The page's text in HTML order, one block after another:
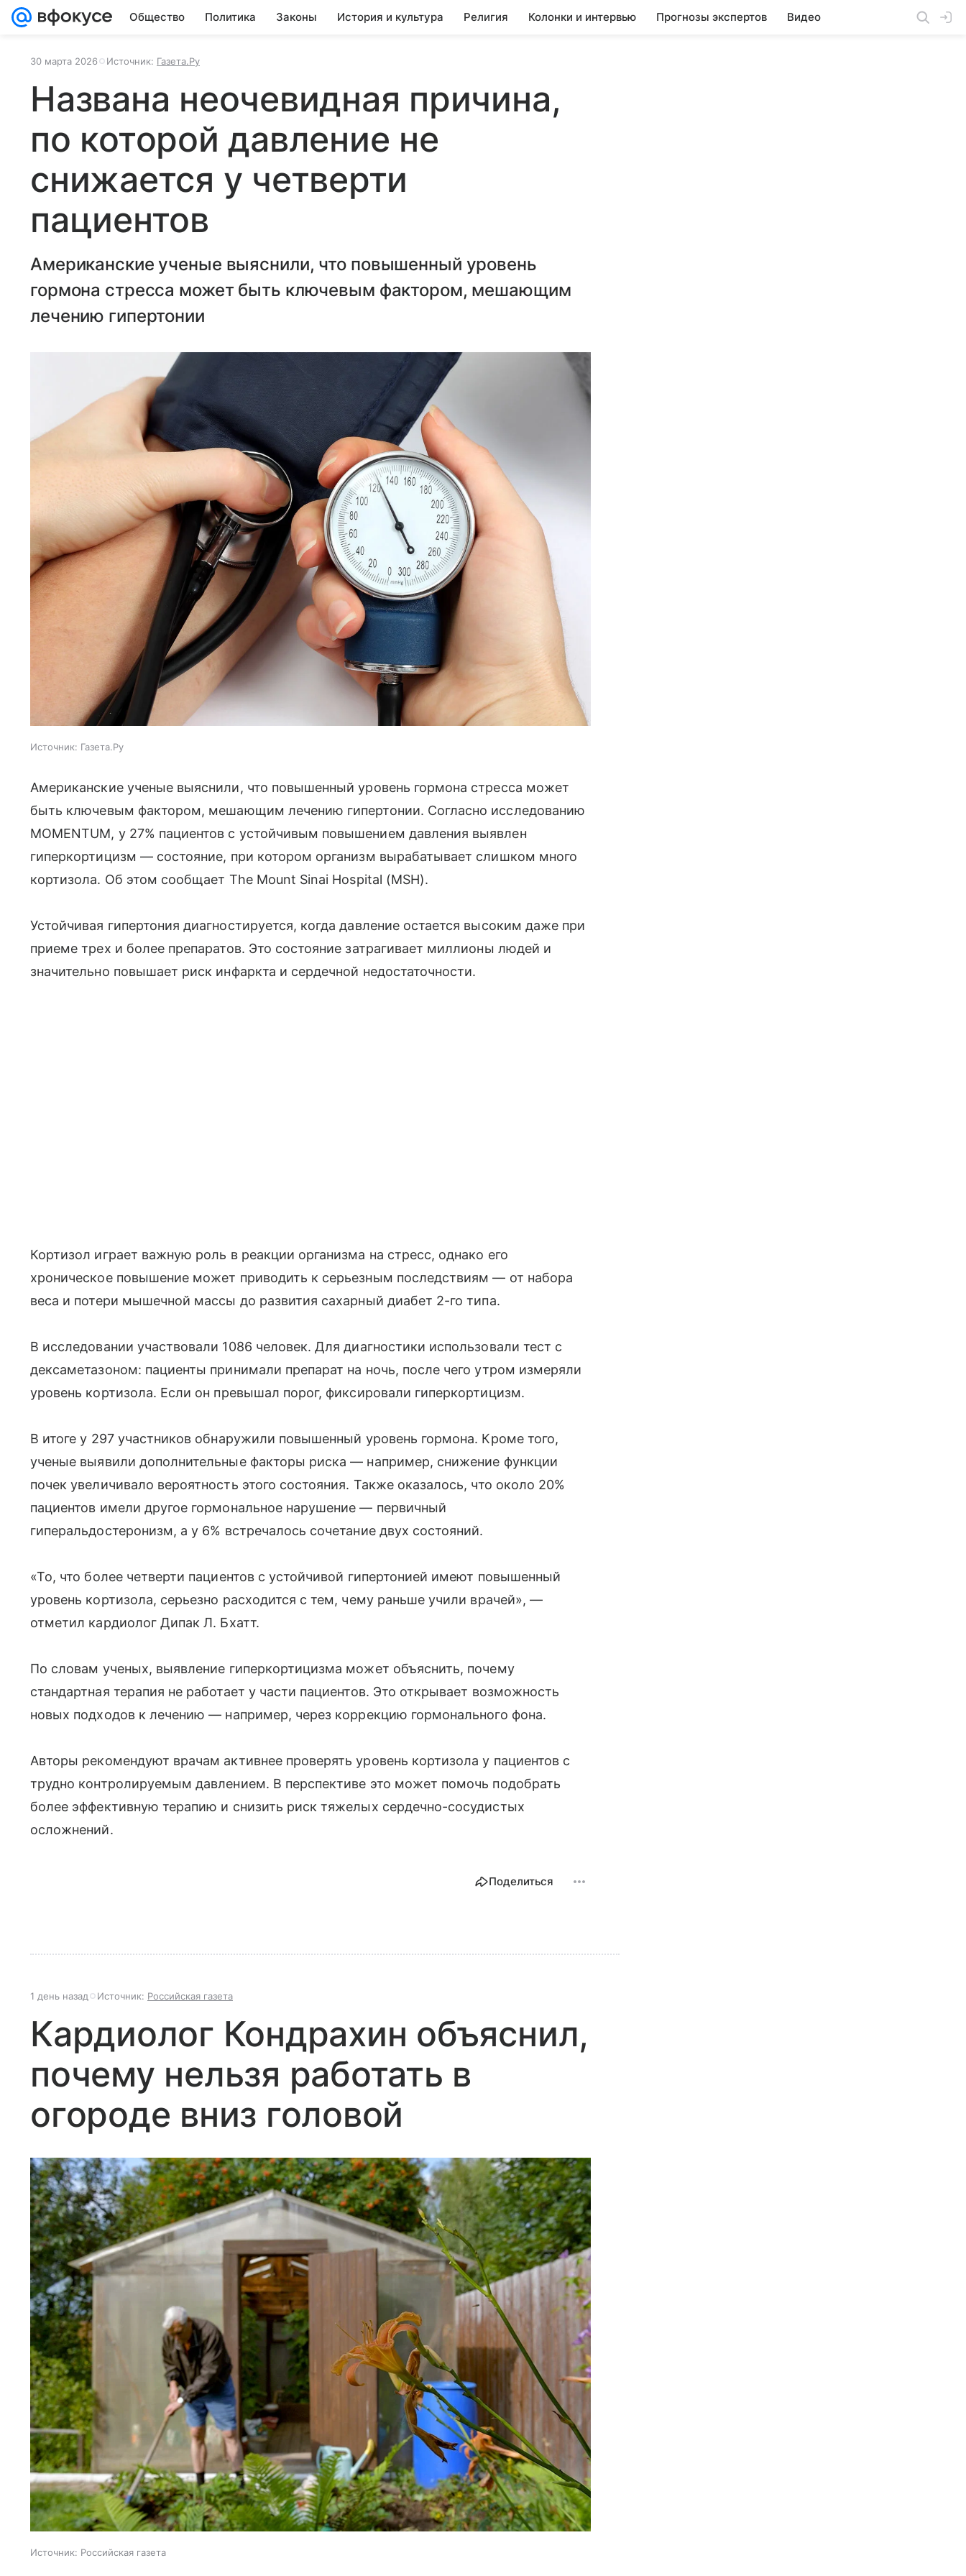
Общество Политика Законы История и культура Религия Колонки и интервью Прогнозы экспертов Видео
30 марта 2026 Источник: Газета.Ру
Названа неочевидная причина,
по которой давление не
снижается у четверти
пациентов
Американские ученые выяснили, что повышенный уровень
гормона стресса может быть ключевым фактором, мешающим
лечению гипертонии
Источник: Газета.Ру
Американские ученые выяснили, что повышенный уровень гормона стресса может
быть ключевым фактором, мешающим лечению гипертонии. Согласно исследованию
MOMENTUM, у 27% пациентов с устойчивым повышением давления выявлен
гиперкортицизм — состояние, при котором организм вырабатывает слишком много
кортизола. Об этом сообщает The Mount Sinai Hospital (MSH).
Устойчивая гипертония диагностируется, когда давление остается высоким даже при
приеме трех и более препаратов. Это состояние затрагивает миллионы людей и
значительно повышает риск инфаркта и сердечной недостаточности.
Кортизол играет важную роль в реакции организма на стресс, однако его
хроническое повышение может приводить к серьезным последствиям — от набора
веса и потери мышечной массы до развития сахарный диабет 2-го типа.
В исследовании участвовали 1086 человек. Для диагностики использовали тест с
дексаметазоном: пациенты принимали препарат на ночь, после чего утром измеряли
уровень кортизола. Если он превышал порог, фиксировали гиперкортицизм.
В итоге у 297 участников обнаружили повышенный уровень гормона. Кроме того,
ученые выявили дополнительные факторы риска — например, снижение функции
почек увеличивало вероятность этого состояния. Также оказалось, что около 20%
пациентов имели другое гормональное нарушение — первичный
гиперальдостеронизм, а у 6% встречалось сочетание двух состояний.
«То, что более четверти пациентов с устойчивой гипертонией имеют повышенный
уровень кортизола, серьезно расходится с тем, чему раньше учили врачей», —
отметил кардиолог Дипак Л. Бхатт.
По словам ученых, выявление гиперкортицизма может объяснить, почему
стандартная терапия не работает у части пациентов. Это открывает возможность
новых подходов к лечению — например, через коррекцию гормонального фона.
Авторы рекомендуют врачам активнее проверять уровень кортизола у пациентов с
трудно контролируемым давлением. В перспективе это может помочь подобрать
более эффективную терапию и снизить риск тяжелых сердечно-сосудистых
осложнений.
Поделиться
1 день назад Источник: Российская газета
Кардиолог Кондрахин объяснил,
почему нельзя работать в
огороде вниз головой
Источник: Российская газета